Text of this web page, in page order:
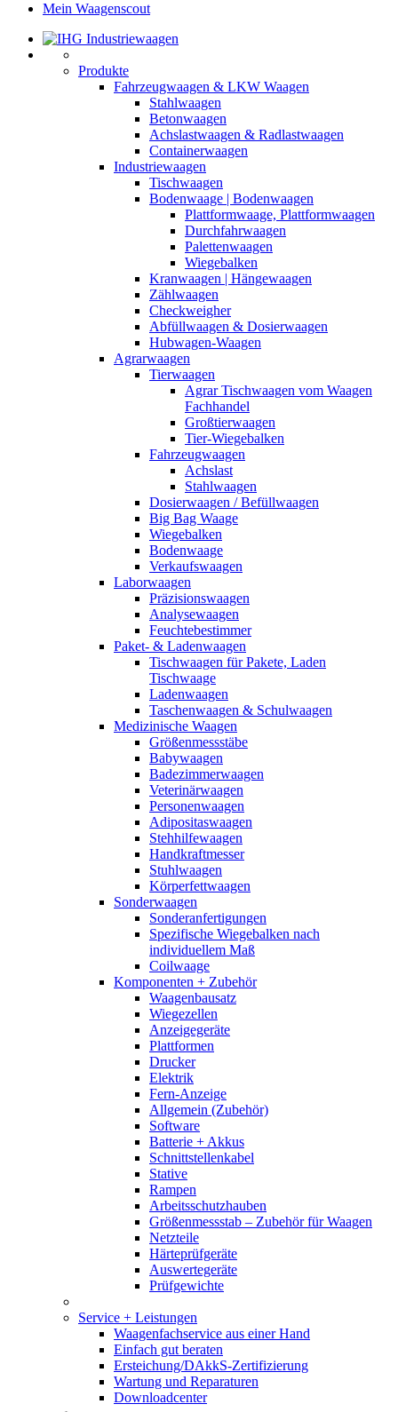
Mein Waagenscout
Produkte
Fahrzeugwaagen & LKW Waagen
Stahlwaagen
Betonwaagen
Achslastwaagen & Radlastwaagen
Containerwaagen
Industriewaagen
Tischwaagen
Bodenwaage | Bodenwaagen
Plattformwaage, Plattformwaagen
Durchfahrwaagen
Palettenwaagen
Wiegebalken
Kranwaagen | Hängewaagen
Zählwaagen
Checkweigher
Abfüllwaagen & Dosierwaagen
Hubwagen-Waagen
Agrarwaagen
Tierwaagen
Agrar Tischwaagen vom Waagen
Fachhandel
Großtierwaagen
Tier-Wiegebalken
Fahrzeugwaagen
Achslast
Stahlwaagen
Dosierwaagen / Befüllwaagen
Big Bag Waage
Wiegebalken
Bodenwaage
Verkaufswaagen
Laborwaagen
Präzisionswaagen
Analysewaagen
Feuchtebestimmer
Paket- & Ladenwaagen
Tischwaagen für Pakete, Laden
Tischwaage
Ladenwaagen
Taschenwaagen & Schulwaagen
Medizinische Waagen
Größenmessstäbe
Babywaagen
Badezimmerwaagen
Veterinärwaagen
Personenwaagen
Adipositaswaagen
Stehhilfewaagen
Handkraftmesser
Stuhlwaagen
Körperfettwaagen
Sonderwaagen
Sonderanfertigungen
Spezifische Wiegebalken nach
individuellem Maß
Coilwaage
Komponenten + Zubehör
Waagenbausatz
Wiegezellen
Anzeigegeräte
Plattformen
Drucker
Elektrik
Fern-Anzeige
Allgemein (Zubehör)
Software
Batterie + Akkus
Schnittstellenkabel
Stative
Rampen
Arbeitsschutzhauben
Größenmessstab – Zubehör für Waagen
Netzteile
Härteprüfgeräte
Auswertegeräte
Prüfgewichte
Service + Leistungen
Waagenfachservice aus einer Hand
Einfach gut beraten
Ersteichung/DAkkS-Zertifizierung
Wartung und Reparaturen
Downloadcenter